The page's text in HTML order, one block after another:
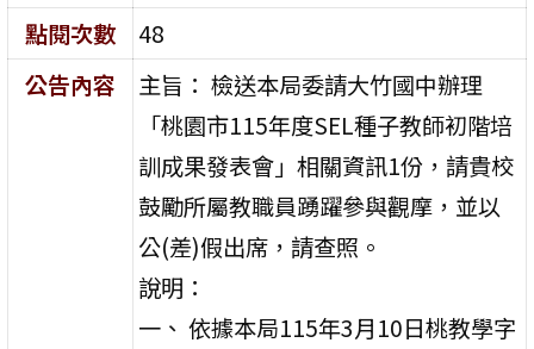
點閱次數
48
公告內容
主旨： 檢送本局委請大竹國中辦理
「桃園市115年度SEL種子教師初階培
訓成果發表會」相關資訊1份，請貴校
鼓勵所屬教職員踴躍參與觀摩，並以
公(差)假出席，請查照。
說明：
一、 依據本局115年3月10日桃教學字